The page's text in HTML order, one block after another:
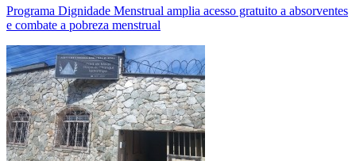
Programa Dignidade Menstrual amplia acesso gratuito a absorventes
e combate a pobreza menstrual